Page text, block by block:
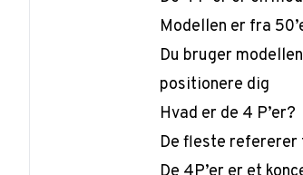
Modellen er fra
Du bruger
positionere dig
Hvad er de 4 P’er?
De fleste refererer